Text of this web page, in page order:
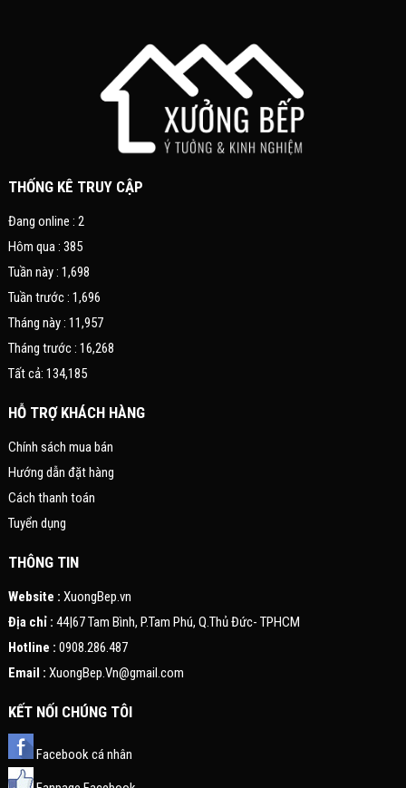
THỐNG KÊ TRUY CẬP
Đang online : 2
Hôm qua : 385
Tuần này : 1,698
Tuần trước : 1,696
Tháng này : 11,957
Tháng trước : 16,268
Tất cả: 134,185
HỖ TRỢ KHÁCH HÀNG
Chính sách mua bán
Hướng dẫn đặt hàng
Cách thanh toán
Tuyển dụng
THÔNG TIN
Website : XuongBep.vn
Địa chỉ : 44|67 Tam Bình, P.Tam Phú, Q.Thủ Đức- TPHCM
Hotline : 0908.286.487
Email : XuongBep.Vn@gmail.com
KẾT NỐI CHÚNG TÔI
Facebook cá nhân